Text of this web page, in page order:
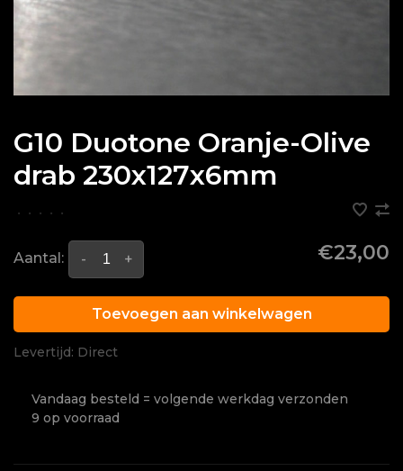
G10 Duotone Oranje-Olive
drab 230x127x6mm
• • • • •
Aantal: +
- €23,00
Toevoegen aan winkelwagen
Levertijd: Direct
Vandaag besteld = volgende werkdag verzonden
9 op voorraad